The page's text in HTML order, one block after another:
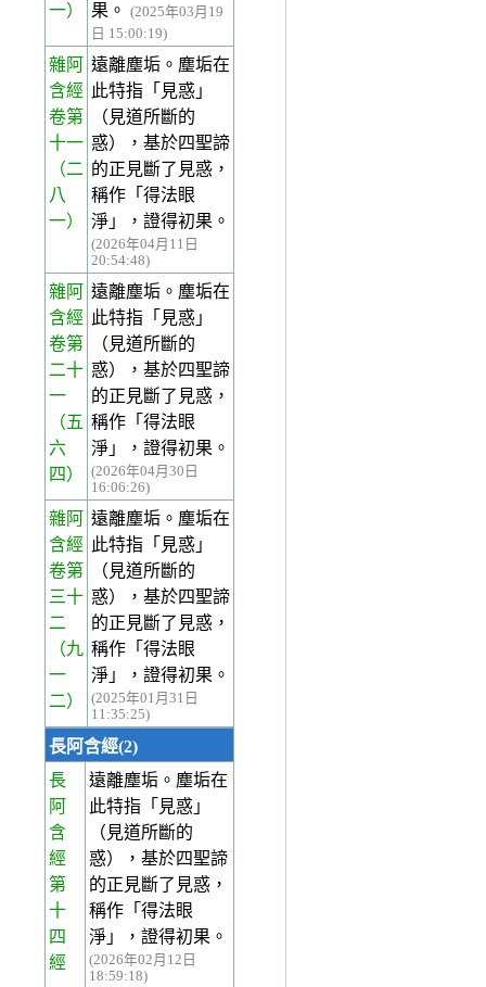
一）
果。
(2025年03月19
日 15:00:19)
雜阿
含經
卷第
十一
（二
八
一）
遠離塵垢。塵垢在
此特指「見惑」
（見道所斷的
惑），基於四聖諦
的正見斷了見惑，
稱作「得法眼
淨」，證得初果。
(2026年04月11日
20:54:48)
雜阿
含經
卷第
二十
一
（五
六
四）
遠離塵垢。塵垢在
此特指「見惑」
（見道所斷的
惑），基於四聖諦
的正見斷了見惑，
稱作「得法眼
淨」，證得初果。
(2026年04月30日
16:06:26)
雜阿
含經
卷第
三十
二
（九
一
二）
遠離塵垢。塵垢在
此特指「見惑」
（見道所斷的
惑），基於四聖諦
的正見斷了見惑，
稱作「得法眼
淨」，證得初果。
(2025年01月31日
11:35:25)
長阿含經(2)
長
阿
含
經
第
十
四
經
遠離塵垢。塵垢在
此特指「見惑」
（見道所斷的
惑），基於四聖諦
的正見斷了見惑，
稱作「得法眼
淨」，證得初果。
(2026年02月12日
18:59:18)